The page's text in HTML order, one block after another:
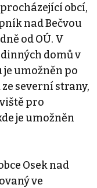
obcí,
nad Bečvou
od OÚ. V
domů v
umožněn po
severní strany,
pro
je umožněn
Osek nad
ve